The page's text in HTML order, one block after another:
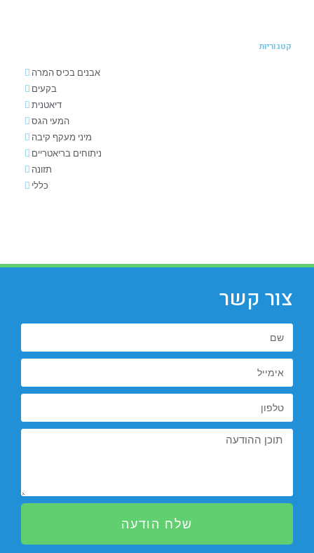
קטגוריות
אבנים בכיס המרה
בקעים
דיאטנית
המעי הגס
מיני מעקף קיבה
ניתוחים בריאטריים
תזונה
כללי
צור קשר
שלח הודעה